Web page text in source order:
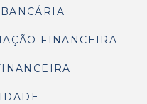
FINANCEIRA